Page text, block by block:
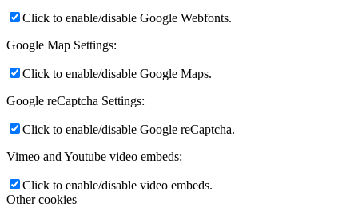
Click to enable/disable Google Webfonts.
Google Map Settings:
Click to enable/disable Google Maps.
Google reCaptcha Settings:
Click to enable/disable Google reCaptcha.
Vimeo and Youtube video embeds:
Click to enable/disable video embeds.
Other cookies